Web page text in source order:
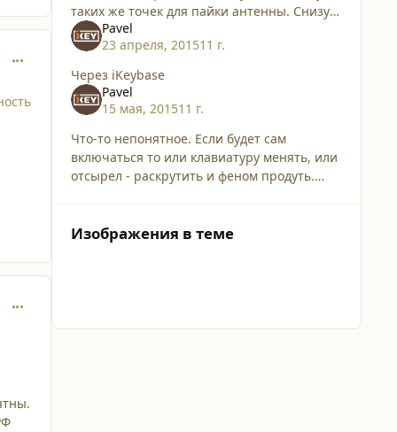
comment_2093
comment_2243
таких же точек для пайки антенны. Снизу
красный выше черный.
Pavel
23 апреля, 201511 г.
Через iKeybase
Pavel
15 мая, 201511 г.
Что-то непонятное. Если будет сам
включаться то или клавиатуру менять, или
отсырел - раскрутить и феном продуть.
Или бл
Изображения в теме